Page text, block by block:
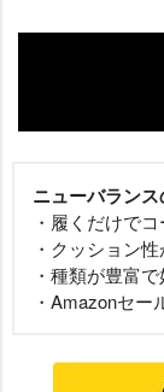
ニューバラン
・履くだけで
・クッション
・種類が豊富
・Amazonセー